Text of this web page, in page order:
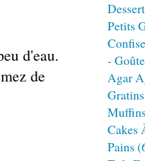
d'eau.
de
Petits
-
Agar
Cakes
Pains